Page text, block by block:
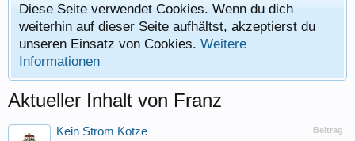
Diese Seite verwendet Cookies. Wenn du dich
weiterhin auf dieser Seite aufhältst, akzeptierst du
unseren Einsatz von Cookies. Weitere
Informationen
Aktueller Inhalt von Franz
Beitrag
Kein Strom Kotze